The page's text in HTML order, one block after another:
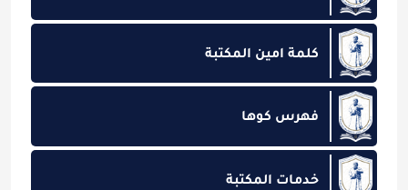
كلمة امين المكتبة
فهرس كوها
خدمات المكتبة